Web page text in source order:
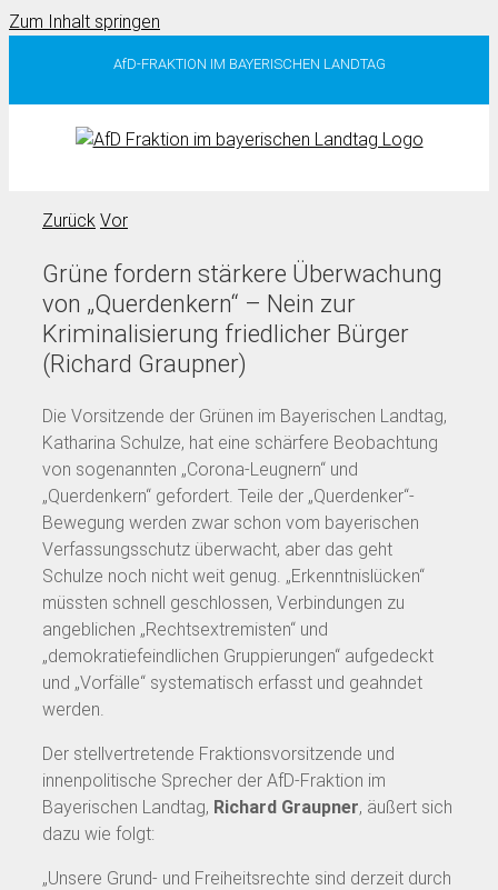
Zum Inhalt springen
AfD-FRAKTION IM BAYERISCHEN LANDTAG
Zurück Vor
Grüne fordern stärkere Überwachung
von „Querdenkern“ – Nein zur
Kriminalisierung friedlicher Bürger
(Richard Graupner)
Die Vorsitzende der Grünen im Bayerischen Landtag,
Katharina Schulze, hat eine schärfere Beobachtung
von sogenannten „Corona-Leugnern“ und
„Querdenkern“ gefordert. Teile der „Querdenker“-
Bewegung werden zwar schon vom bayerischen
Verfassungsschutz überwacht, aber das geht
Schulze noch nicht weit genug. „Erkenntnislücken“
müssten schnell geschlossen, Verbindungen zu
angeblichen „Rechtsextremisten“ und
„demokratiefeindlichen Gruppierungen“ aufgedeckt
und „Vorfälle“ systematisch erfasst und geahndet
werden.
Der stellvertretende Fraktionsvorsitzende und
innenpolitische Sprecher der AfD-Fraktion im
Bayerischen Landtag, Richard Graupner, äußert sich
dazu wie folgt:
„Unsere Grund- und Freiheitsrechte sind derzeit durch